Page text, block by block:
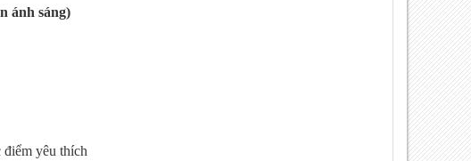
ánh sáng)
điểm yêu thích